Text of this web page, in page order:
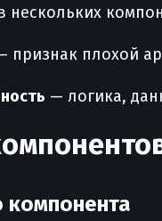
нескольких
признак плохой
— логика,
компонента